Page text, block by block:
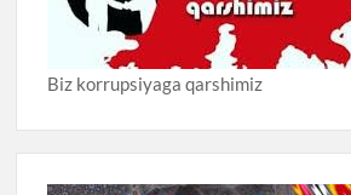
Biz korrupsiyaga qarshimiz